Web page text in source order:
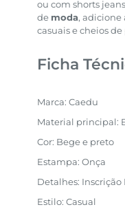
ou com shorts
de moda, adicione
casuais e cheios
Ficha
Marca: Caedu
Material principal:
Cor: Bege e preto
Estampa: Onça
Detalhes:
Estilo: Casual